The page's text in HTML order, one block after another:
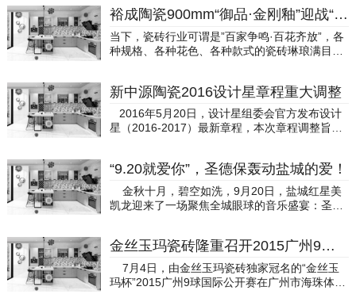
裕成陶瓷900mm“御品·金刚釉”迎战“砖家组+素人”联合测评团！
当下，瓷砖行业可谓是”百家争鸣·百花齐放”，各
种规格、各种花色、各种款式的瓷砖琳琅满目，
刀。900mm“御品·金刚釉”成就不一样，必先通过
瓷砖八大残酷挑战，稍有差池，便会败走麦城。
联合测评团：砖家测评团+素人业主900mm“御品
·金刚釉”成就不一样，挑战不一样的测评！本次
品牌网》、《建材天地》、《陶瓷家居网》、
《陶瓷信息》四家权威媒体组成“砖家组”全程监
督，避免了以往单一媒体测评的片面性；而且开
创性邀请素人业主作为挑战嘉宾，亲自操作本次
评当中，真正从消费者角度进行测试。挑战者⊙
门派：裕成陶瓷⊙ 名字：云海龙石（YK9PYT1
8）⊙传承：御品·金刚釉⊙ 体格：900*900mm
⊙ 时间：2016年12月12日⊙挑战地点：广东省
新中源陶瓷2016设计星章程重大调整
2016年5月20日，设计星组委会官方发布设计
星（2016-2017）最新章程，本次章程调整旨在
符合参赛资格的设计师踏上报名的列车，组委会
将报名截止日期及晋级赛相关时间进行调
整。 在本次章程中做出较大调整变动的晋级演
讲会部分： 1、每位报名选手可任意报名五场晋
行前30天报名。 2、所有人一年只能报名一
次。 3、所有报名选手将由执行导师选出40人
入围晋级赛，五场晋级演讲会每场将有8位选手
进行晋级演讲，每场得分最高的两位选手将晋级
“9.20就爱你”，圣德保轰动盐城的爱！
金秋十月，碧空如洗，9月20日，盐城红星美
凯龙迎来了一场聚焦全城眼球的音乐盛宴：圣德
团”鼎力助阵，现场人气爆满，尽显锋芒。 圣德
保在盐城当地具有极高的品牌影响力，本次”让你
一次爱个购“签售会不仅设置了十分诱人的优惠方
案，钜惠全城，还联合异业16大品牌，共同为盐
金丝玉玛瓷砖隆重召开2015广州9球国际公开赛新闻发布会
7月4日，由金丝玉玛瓷砖独家冠名的“金丝玉
玛杯”2015广州9球国际公开赛在广州市海珠体育